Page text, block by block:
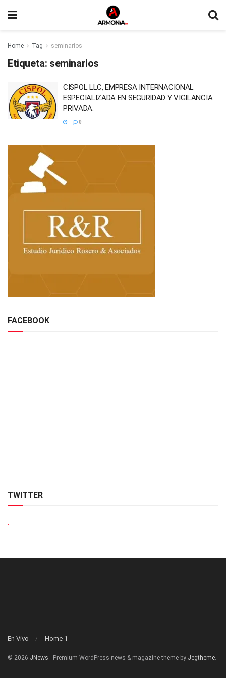
Home Tag seminarios
Etiqueta: seminarios
CISPOL LLC, EMPRESA INTERNACIONAL
ESPECIALIZADA EN SEGURIDAD Y VIGILANCIA
PRIVADA.
0
FACEBOOK
TWITTER
En Vivo Home 1
© 2026 JNews - Premium WordPress news & magazine theme by Jegtheme